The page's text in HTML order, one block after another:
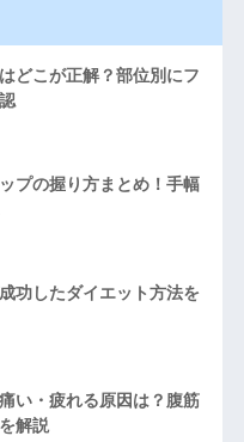
どこが正解？部位別にフ
プの握り方まとめ！手幅
功したダイエット方法を
い・疲れる原因は？腹筋
解説